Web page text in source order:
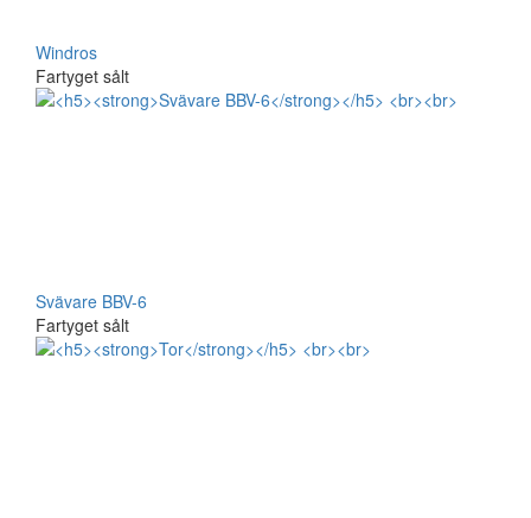
Windros
Fartyget sålt
Svävare BBV-6
Fartyget sålt